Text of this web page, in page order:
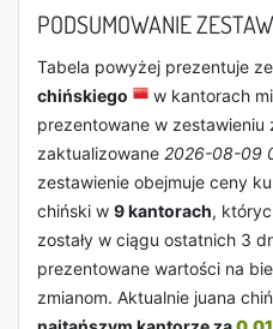
PODSUMOWANIE
Tabela powyżej prezentuje
chińskiego
w kantorach
prezentowane w zestawieniu
zaktualizowane 2026-08-09
zestawienie obejmuje ceny
chiński w 9 kantorach,
zostały w ciągu ostatnich 3
prezentowane wartości na
zmianom. Aktualnie juana